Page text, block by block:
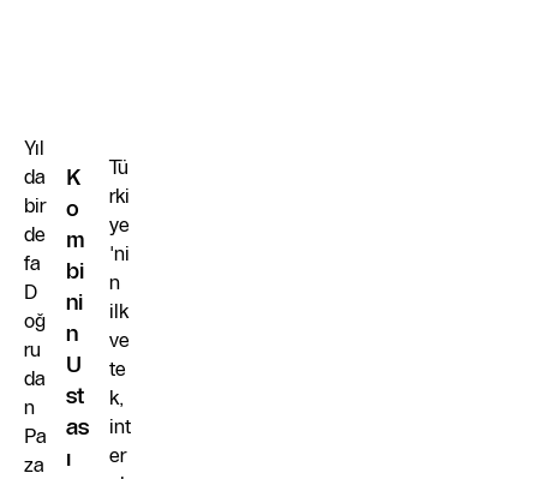
Yıl
da
bir
de
fa
D
oğ
ru
da
n
Pa
za
K
o
m
bi
ni
n
U
st
as
ı
Tü
rki
ye
'ni
n
ilk
ve
te
k,
int
er